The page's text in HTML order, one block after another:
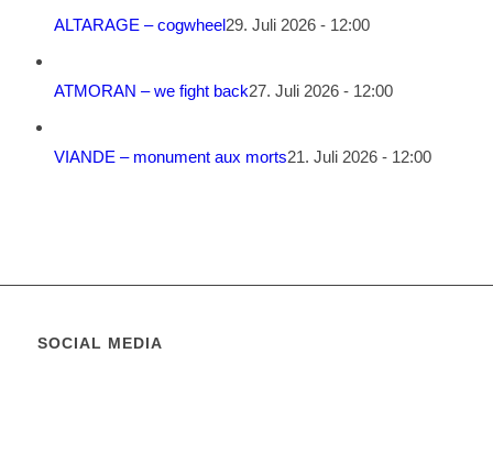
ALTARAGE – cogwheel29. Juli 2026 - 12:00
ATMORAN – we fight back27. Juli 2026 - 12:00
VIANDE – monument aux morts21. Juli 2026 - 12:00
SOCIAL MEDIA